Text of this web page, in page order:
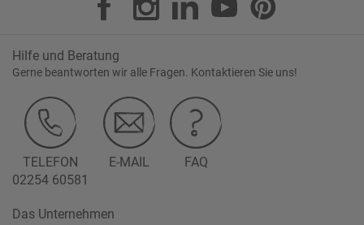
Hilfe und Beratung
Gerne beantworten wir alle Fragen. Kontaktieren Sie uns!
TELEFON
02254 60581
E-MAIL FAQ
Das Unternehmen